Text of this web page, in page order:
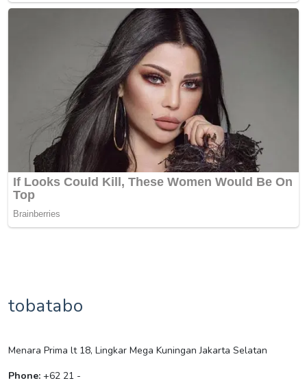
tobatabo
Menara Prima lt 18, Lingkar Mega Kuningan Jakarta Selatan
Phone: +62 21 -